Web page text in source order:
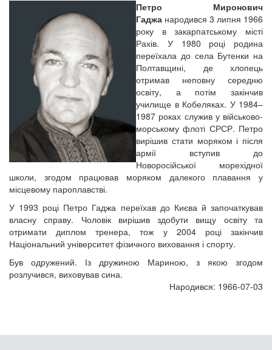
Петро Миронович
Гаджа народився 3 липня 1966
року в закарпатському місті
Рахів. У 1980 році родина
переїхала до села Бутенки на
Полтавщині, де хлопець
отримав неповну середню
освіту, а потім закінчив
училище в Кобеляках. У 1984–
1987 роках служив у військово-
морському флоті СРСР. Петро
вирішив стати моряком і після
армії вступив до
Новоросійської морехідної
школи, згодом працював моряком далекого плавання у
місцевому пароплавстві.
У 1993 році Петро Гаджа переїхав до Києва й започаткував
власну справу. Чоловік вирішив здобути вищу освіту та
отримати диплом тренера, тож у 2004 році закінчив
Національний університет фізичного виховання і спорту.
Був одружений. Із дружиною Мариною, з якою згодом
розлучився, виховував сина.
Народився: 1966-07-03